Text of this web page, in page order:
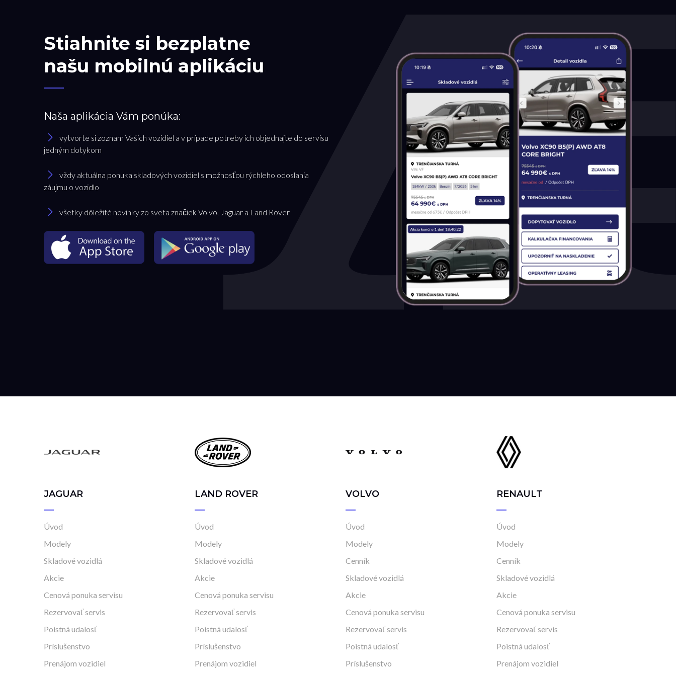
Stiahnite si bezplatne
našu mobilnú aplikáciu
Naša aplikácia Vám ponúka:
vytvorte si zoznam Vašich vozidiel a v prípade potreby ich objednajte do servisu
jedným dotykom
vždy aktuálna ponuka skladových vozidiel s možnosťou rýchleho odoslania
záujmu o vozidlo
všetky dôležité novinky zo sveta značiek Volvo, Jaguar a Land Rover
JAGUAR
Úvod
Modely
Skladové vozidlá
Akcie
Cenová ponuka servisu
Rezervovať servis
Poistná udalosť
Príslušenstvo
Prenájom vozidiel
LAND ROVER
Úvod
Modely
Skladové vozidlá
Akcie
Cenová ponuka servisu
Rezervovať servis
Poistná udalosť
Príslušenstvo
Prenájom vozidiel
VOLVO
Úvod
Modely
Cenník
Skladové vozidlá
Akcie
Cenová ponuka servisu
Rezervovať servis
Poistná udalosť
Príslušenstvo
RENAULT
Úvod
Modely
Cenník
Skladové vozidlá
Akcie
Cenová ponuka servisu
Rezervovať servis
Poistná udalosť
Prenájom vozidiel